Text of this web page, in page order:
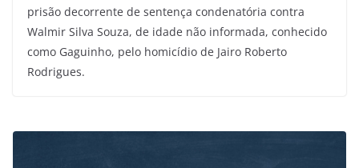
prisão decorrente de sentença condenatória contra
Walmir Silva Souza, de idade não informada, conhecido
como Gaguinho, pelo homicídio de Jairo Roberto
Rodrigues.